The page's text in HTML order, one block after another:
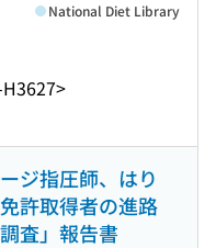
National Diet Library
ジ指圧師、はり
許取得者の進路
査」報告書